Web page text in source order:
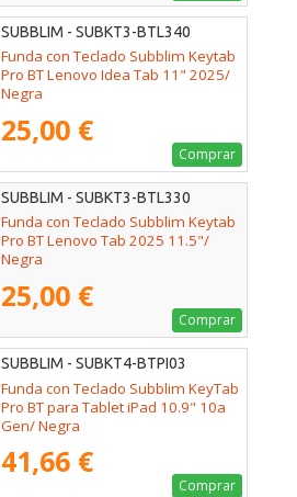
SUBBLIM - SUBKT3-BTL340
Funda con Teclado Subblim Keytab
Pro BT Lenovo Idea Tab 11" 2025/
Negra
25,00 €
Comprar
SUBBLIM - SUBKT3-BTL330
Funda con Teclado Subblim Keytab
Pro BT Lenovo Tab 2025 11.5"/
Negra
25,00 €
Comprar
SUBBLIM - SUBKT4-BTPI03
Funda con Teclado Subblim KeyTab
Pro BT para Tablet iPad 10.9" 10a
Gen/ Negra
41,66 €
Comprar